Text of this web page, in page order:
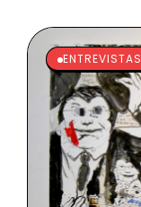
ENTREVISTAS